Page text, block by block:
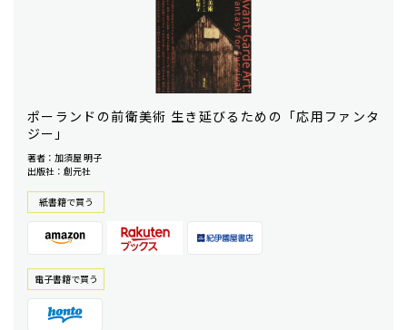
ポーランドの前衛美術 生き延びるための「応用ファンタ
ジー」
著者：加須屋 明子
出版社：創元社
紙書籍で買う
電⼦書籍で買う